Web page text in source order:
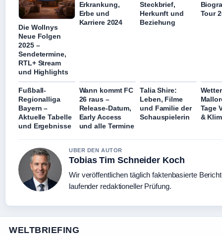
Die Wollnys
Neue Folgen
2025 –
Sendetermine,
RTL+ Stream
und Highlights
Erkrankung,
Erbe und
Karriere 2024
Steckbrief,
Herkunft und
Beziehung
Tour
Fußball-
Regionalliga
Bayern –
Aktuelle Tabelle
und Ergebnisse
Wann kommt FC
26 raus –
Release-Datum,
Early Access
und alle Termine
Talia Shire:
Leben, Filme
und Familie der
Schauspielerin
Tage
&
UBER DEN AUTOR
Tobias Tim Schneider Koch
Wir veröffentlichen täglich faktenbasierte
laufender redaktioneller Prüfung.
WELTBRIEFING